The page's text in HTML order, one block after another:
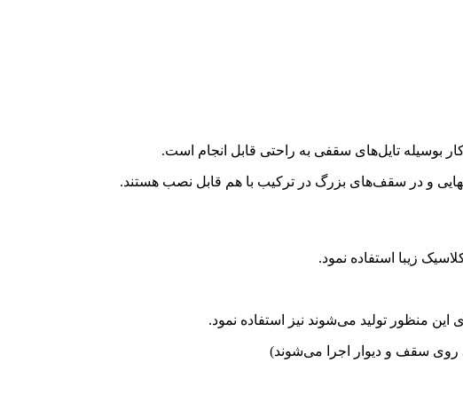
بوسیله تایل‌های سقفی به راحتی قابل انجام است.
زیبا استفاده نمود.
منظور تولید می‌شوند نیز استفاده نمود.
روی سقف و دیوار اجرا می‌شوند)